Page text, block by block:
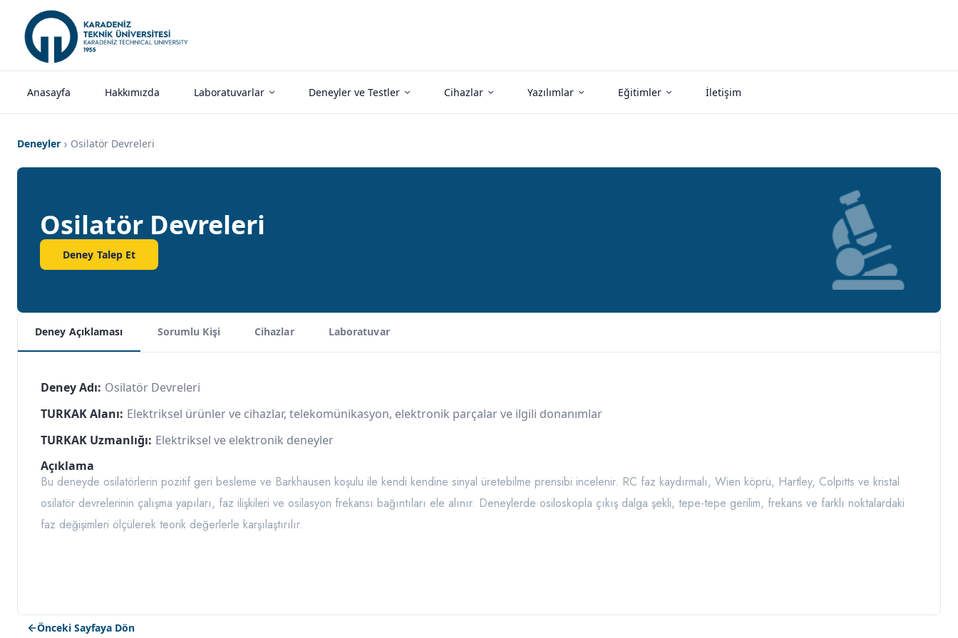
Anasayfa Hakkımızda Laboratuvarlar Deneyler ve Testler Cihazlar Yazılımlar Eğitimler İletişim
Deneyler Osilatör Devreleri
Osilatör Devreleri
Deney Talep Et
Deney Açıklaması Sorumlu Kişi Cihazlar Laboratuvar
Deney Adı: Osilatör Devreleri
TURKAK Alanı: Elektriksel ürünler ve cihazlar, telekomünikasyon, elektronik parçalar ve ilgili donanımlar
TURKAK Uzmanlığı: Elektriksel ve elektronik deneyler
Açıklama
Bu deneyde osilatörlerin pozitif geri besleme ve Barkhausen koşulu ile kendi kendine sinyal üretebilme prensibi incelenir. RC faz kaydırmalı, Wien köprü, Hartley, Colpitts ve kristal
osilatör devrelerinin çalışma yapıları, faz ilişkileri ve osilasyon frekansı bağıntıları ele alınır. Deneylerde osiloskopla çıkış dalga şekli, tepe-tepe gerilim, frekans ve farklı noktalardaki
faz değişimleri ölçülerek teorik değerlerle karşılaştırılır.
Önceki Sayfaya Dön